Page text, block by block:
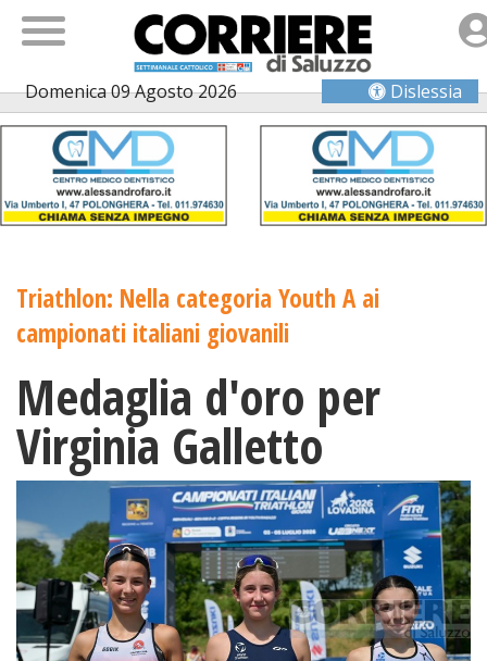
Domenica 09 Agosto 2026 Dislessia
Triathlon: Nella categoria Youth A ai
campionati italiani giovanili
Medaglia d'oro per
Virginia Galletto